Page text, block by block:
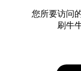
您所要访问
刷牛